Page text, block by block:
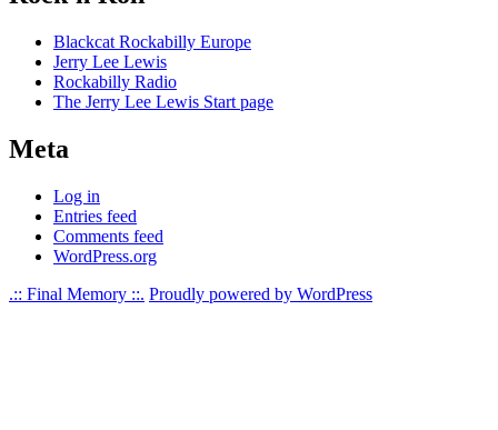
Blackcat Rockabilly Europe
Jerry Lee Lewis
Rockabilly Radio
The Jerry Lee Lewis Start page
Meta
Log in
Entries feed
Comments feed
WordPress.org
.:: Final Memory ::. Proudly powered by WordPress